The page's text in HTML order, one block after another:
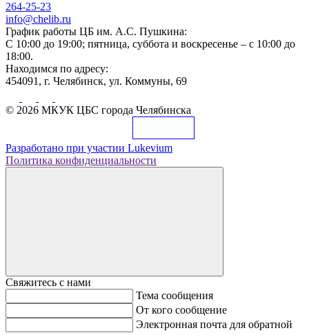
264-25-23
info@chelib.ru
График работы ЦБ им. А.С. Пушкина:
С 10:00 до 19:00; пятница, суббота и воскресенье – с 10:00 до
18:00.
Находимся по адресу:
454091, г. Челябинск, ул. Коммуны, 69
© 2026 МКУК ЦБС города Челябинска
Разработано при участии Lukevium
Политика конфиденциальности
Свяжитесь с нами
Тема сообщения
От кого сообщение
Электронная почта для обратной